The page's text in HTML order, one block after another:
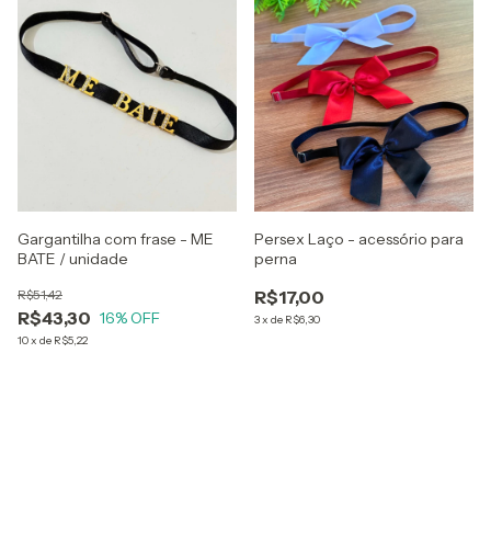
Gargantilha com frase - ME
BATE / unidade
R$43,30
R$51,42
16% OFF
10x de R$5,22
Persex Laço - acessório para
perna
R$17,00
3x de R$6,30